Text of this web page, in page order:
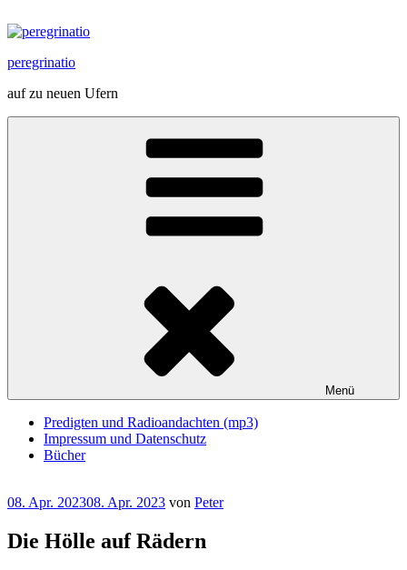
Inhalt
peregrinatio
auf zu neuen Ufern
Menü
Predigten und Radioandachten (mp3)
Impressum und Datenschutz
Bücher
Veröffentlicht
08. Apr. 202308. Apr. 2023 von Peter
Die Hölle auf Rädern